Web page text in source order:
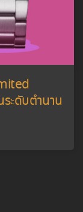
ะดับตำนาน